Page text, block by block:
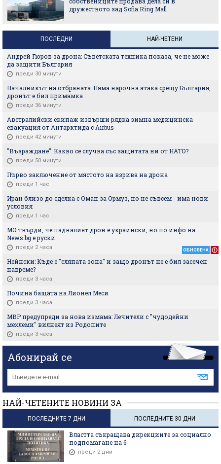
дружеството зад Sofia Ring Mall
ПОСЛЕДНИ НАЙ-ЧЕТЕНИ
Андрей Гюров за дрона: Съветската техника показа, че не може
да защити България
преди 30 минути
Началникът на отбраната: Няма нарочна атака срещу България,
дронът е бил примамка
преди 36 минути
Австралийски екипаж извърши рядка зимна медицинска
евакуация от Антарктида с Airbus
преди 42 минути
"Възраждане": Какво се случва със защитата ни от НАТО?
преди 50 минути
Първо заключение от мястото на взрива на дрона
преди 1 час
Иран близо до сделка с Оман за Ормуз, но не съвсем - има нови
условия
преди 1 час
МО твърди, че падналият дрон е украински, но по инфо на
News.bg e руски
преди 2 часа ОБНОВЕНА
Нейнски: Къде е "сляпата зона" и защо дронът не е бил засечен
навреме?
преди 3 часа
Почина бащата на Лионел Меси
преди 3 часа
МВР предупреди за нова измама: Лечители с "чудодейни
мехлеми" вилнеят из Родопите
преди 3 часа
Абонирай се
НАЙ-ЧЕТЕНИТЕ НОВИНИ ЗА
ПОСЛЕДНИТЕ 7 ДНИ ПОСЛЕДНИТЕ 30 ДНИ
Властта съкращава дирекциите за социално
подпомагане на 6
преди 2 дни